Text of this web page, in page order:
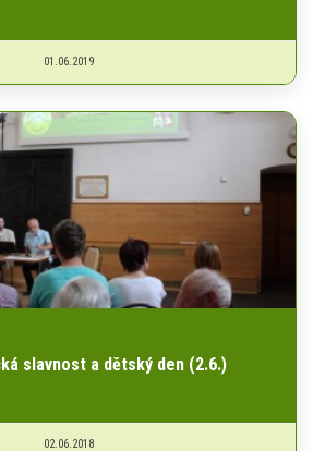
01.06.2019
slavnost a dětský den (2.6.)
02.06.2018